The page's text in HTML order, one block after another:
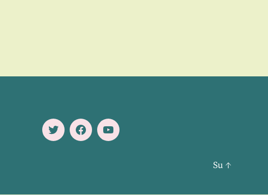
TwitterFacebookYoutube
Su ↑